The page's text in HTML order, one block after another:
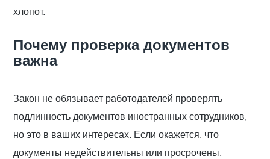
хлопот.
Почему проверка документов
важна
Закон не обязывает работодателей проверять
подлинность документов иностранных сотрудников,
но это в ваших интересах. Если окажется, что
документы недействительны или просрочены,